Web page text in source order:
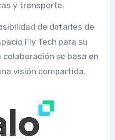
y transporte.
de dotarles de
Fly Tech para su
se basa en
visión compartida.